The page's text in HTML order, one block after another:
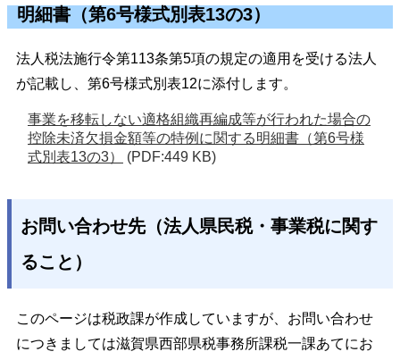
明細書（第6号様式別表13の3）
法人税法施行令第113条第5項の規定の適用を受ける法人
が記載し、第6号様式別表12に添付します。
事業を移転しない適格組織再編成等が行われた場合の
控除未済欠損金額等の特例に関する明細書（第6号様
式別表13の3）
(PDF:449 KB)
お問い合わせ先（法人県民税・事業税に関す
ること）
このページは税政課が作成していますが、お問い合わせ
につきましては滋賀県西部県税事務所課税一課あてにお